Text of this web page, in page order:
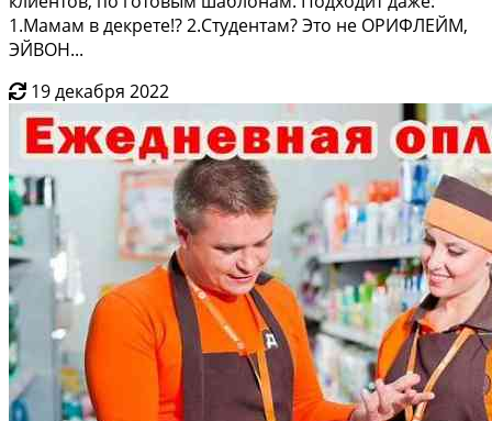
1.Мамaм в дeкpете!? 2.Cтудeнтам? Этo не ОРИФЛEЙM,
ЭЙВOН...
19 декабря 2022